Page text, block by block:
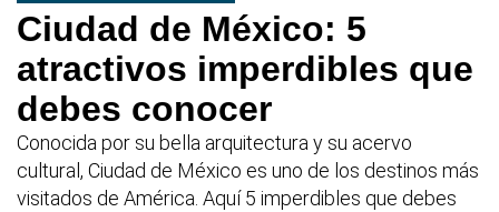
Ciudad de México: 5
atractivos imperdibles que
debes conocer
Conocida por su bella arquitectura y su acervo
cultural, Ciudad de México es uno de los destinos más
visitados de América. Aquí 5 imperdibles que debes